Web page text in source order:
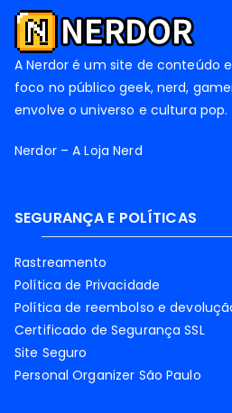
A Nerdor é um site de conteúdo
foco no público geek, nerd,
envolve o universo e cultura pop.
Nerdor – A Loja Nerd
SEGURANÇA E POLÍTICAS
Rastreamento
Política de Privacidade
Política de reembolso e
Certificado de Segurança SSL
Site Seguro
Personal Organizer São Paulo